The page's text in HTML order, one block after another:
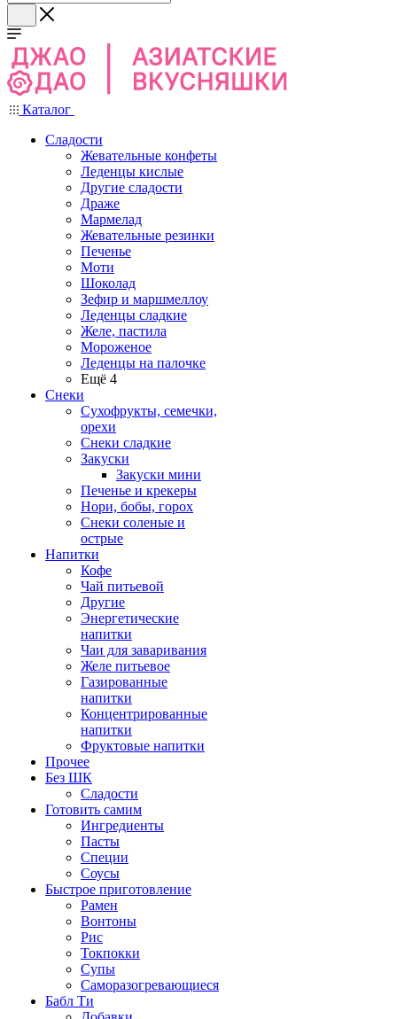
Каталог
Сладости
Жевательные конфеты
Леденцы кислые
Другие сладости
Драже
Мармелад
Жевательные резинки
Печенье
Моти
Шоколад
Зефир и маршмеллоу
Леденцы сладкие
Желе, пастила
Мороженое
Леденцы на палочке
Ещё 4
Снеки
Сухофрукты, семечки,
орехи
Снеки сладкие
Закуски
Закуски мини
Печенье и крекеры
Нори, бобы, горох
Снеки соленые и
острые
Напитки
Кофе
Чай питьевой
Другие
Энергетические
напитки
Чаи для заваривания
Желе питьевое
Газированные
напитки
Концентрированные
напитки
Фруктовые напитки
Прочее
Без ШК
Сладости
Готовить самим
Ингредиенты
Пасты
Специи
Соусы
Быстрое приготовление
Рамен
Вонтоны
Рис
Токпокки
Супы
Саморазогревающиеся
Бабл Ти